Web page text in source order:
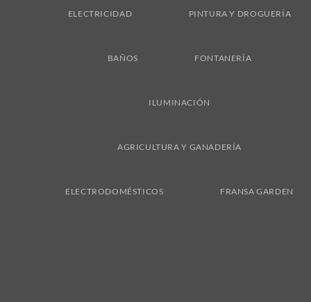
ELECTRICIDAD PINTURA Y DROGUERÍA
BAÑOS FONTANERÍA
ILUMINACIÓN
AGRICULTURA Y GANADERÍA
ELECTRODOMÉSTICOS FRANSA GARDEN